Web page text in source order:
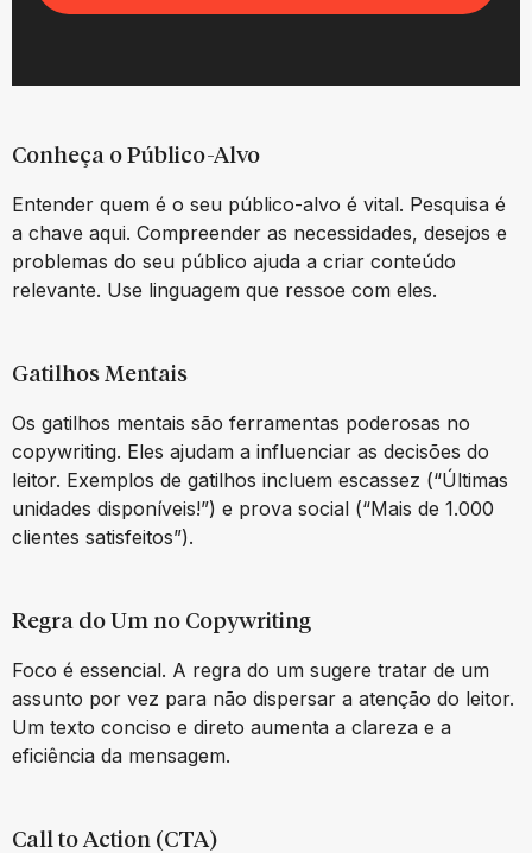
Conheça o Público-Alvo
Entender quem é o seu público-alvo é vital. Pesquisa é
a chave aqui. Compreender as necessidades, desejos e
problemas do seu público ajuda a criar conteúdo
relevante. Use linguagem que ressoe com eles.
Gatilhos Mentais
Os gatilhos mentais são ferramentas poderosas no
copywriting. Eles ajudam a influenciar as decisões do
leitor. Exemplos de gatilhos incluem escassez (“Últimas
unidades disponíveis!”) e prova social (“Mais de 1.000
clientes satisfeitos”).
Regra do Um no Copywriting
Foco é essencial. A regra do um sugere tratar de um
assunto por vez para não dispersar a atenção do leitor.
Um texto conciso e direto aumenta a clareza e a
eficiência da mensagem.
Call to Action (CTA)